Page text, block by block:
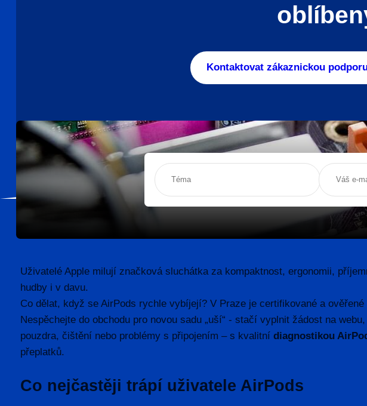
Kontaktovat zákaznickou
Uživatelé Apple milují značková sluchátka za kompaktnost, ergonomii,
hudby i v davu.
Co dělat, když se AirPods rychle vybíjejí? V Praze je certifikované a
Nespěchejte do obchodu pro novou sadu „uší“ - stačí vyplnit žádost na
pouzdra, čištění nebo problémy s připojením – s kvalitní diagnostikou
přeplatků.
Co nejčastěji trápí uživatele AirPods